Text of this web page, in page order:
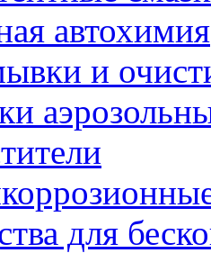
автохимия
и
для